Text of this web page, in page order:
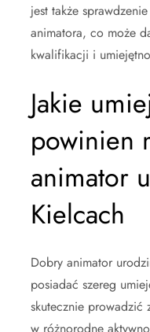
jest także
animatora, co może
kwalifikacji i
Jakie
powinien
animator
Kielcach
Dobry animator
posiadać szereg
skutecznie prowadzić
w różnorodne